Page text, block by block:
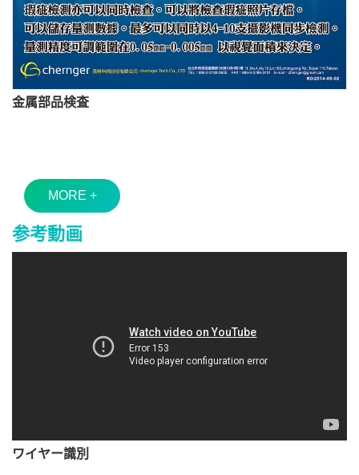
金属部品検査
MORE +
参考動画
ワイヤー識別